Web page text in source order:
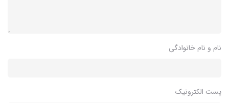
نام و نام خانوادگی
پست الکترونیک